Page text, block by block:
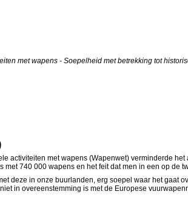
met wapens - Soepelheid met betrekking tot
activiteiten met wapens (Wapenwet) verminderde
740 000 wapens en het feit dat men in een op
deze in onze buurlanden, erg soepel waar het
in overeenstemming is met de Europese